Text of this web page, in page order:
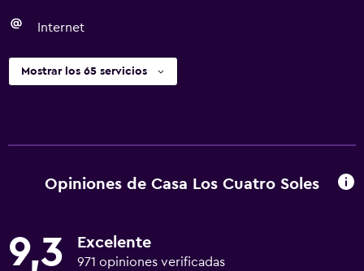
Internet
Mostrar los 65 servicios
Opiniones de Casa Los Cuatro Soles
9,3 Excelente
971 opiniones verificadas